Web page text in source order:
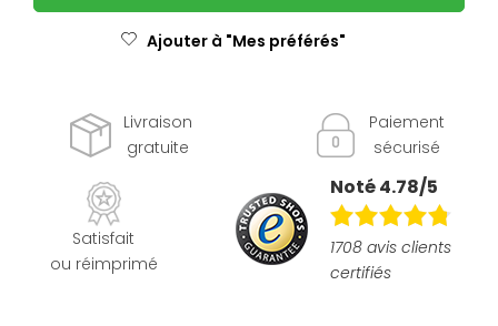
Ajouter à "Mes préférés"
Livraison
gratuite
Paiement
sécurisé
Satisfait
ou réimprimé
Noté 4.78/5
1708 avis clients
certifiés